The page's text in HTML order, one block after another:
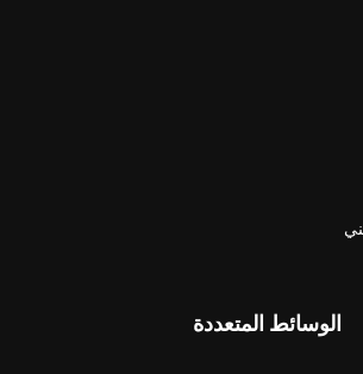
الوسائط المتعددة